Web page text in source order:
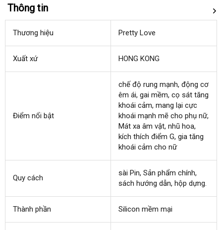
Thông tin
Thương hiệu Pretty Love
Xuất xứ HONG KONG
Điểm nổi bật
chế độ rung mạnhnhanh
nhất
, động cơ
êm áiPháp
, gai mềmcũ
, cọ sát tăng
khoái cảmcung
cấp
, mang lại cực
khoái mạnh mẽ cho phụ nữcó
,
Mát xa âm vậtthanh
toán
, nhũ hoathông
minh
,
kích thích điểm GPháp
, gia tăng
khoái cảm cho nữ
Quy cách
sài Pinnhận
hàng
, Sản phẩm chínhbình
luận
,
sách hướng dẫnbỏ
, hộp dựng.
Thành phần Silicon mềm mại